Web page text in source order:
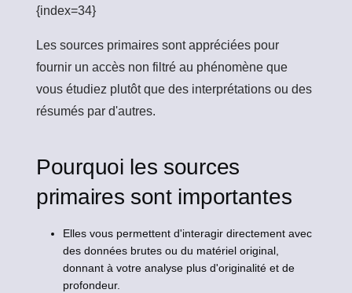
{index=34}
Les sources primaires sont appréciées pour
fournir un accès non filtré au phénomène que
vous étudiez plutôt que des interprétations ou des
résumés par d'autres.
Pourquoi les sources
primaires sont importantes
Elles vous permettent d'interagir directement avec
des données brutes ou du matériel original,
donnant à votre analyse plus d'originalité et de
profondeur.